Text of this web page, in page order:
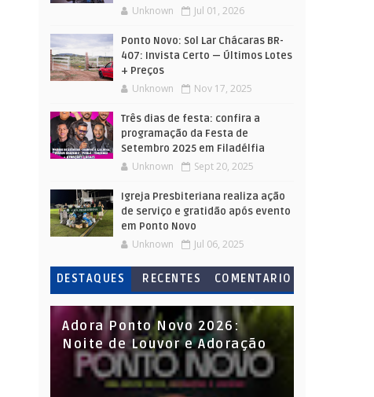
Unknown Jul 01, 2026
Ponto Novo: Sol Lar Chácaras BR-
407: Invista Certo — Últimos Lotes
+ Preços
Unknown Nov 17, 2025
Três dias de festa: confira a
programação da Festa de
Setembro 2025 em Filadélfia
Unknown Sept 20, 2025
Igreja Presbiteriana realiza ação
de serviço e gratidão após evento
em Ponto Novo
Unknown Jul 06, 2025
DESTAQUES RECENTES
COMENTARIO
S
Adora Ponto Novo 2026:
Noite de Louvor e Adoração